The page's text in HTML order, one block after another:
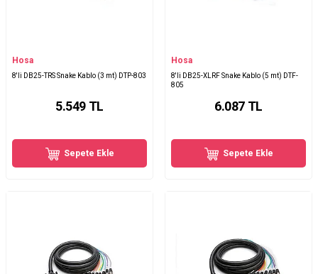
Hosa
8'li DB25-TRS Snake Kablo (3 mt) DTP-803
5.549 TL
Sepete Ekle
Hosa
8'li DB25-XLRF Snake Kablo (5 mt) DTF-
805
6.087 TL
Sepete Ekle